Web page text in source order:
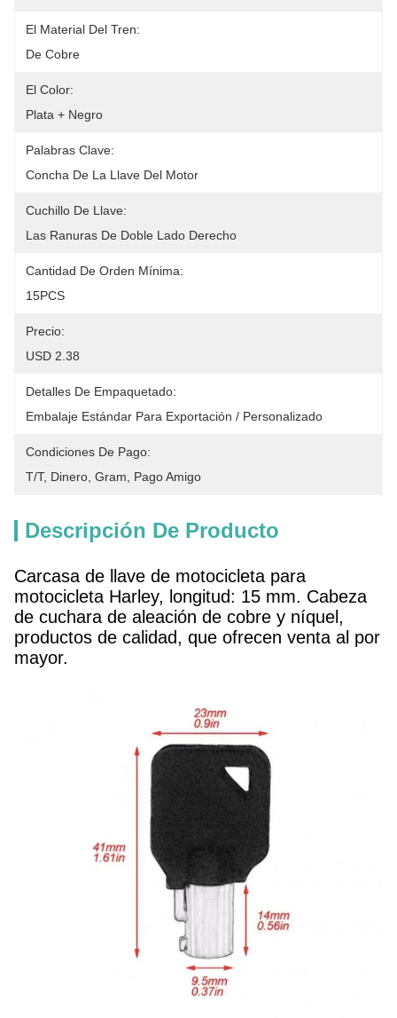
El Material Del Tren:
De Cobre
El Color:
Plata + Negro
Palabras Clave:
Concha De La Llave Del Motor
Cuchillo De Llave:
Las Ranuras De Doble Lado Derecho
Cantidad De Orden Mínima:
15PCS
Precio:
USD 2.38
Detalles De Empaquetado:
Embalaje Estándar Para Exportación / Personalizado
Condiciones De Pago:
T/T, Dinero, Gram, Pago Amigo
Descripción De Producto
Carcasa de llave de motocicleta para
motocicleta Harley, longitud: 15 mm. Cabeza
de cuchara de aleación de cobre y níquel,
productos de calidad, que ofrecen venta al por
mayor.